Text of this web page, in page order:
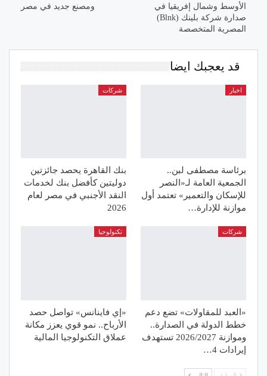
الأوسط وشمال إفريقيا في
صدارة شركة بلينك (Blnk)
المصرية المتخصصة
ومصنع جديد في مصر
قد يعجبك ايضا
اخبار
برئاسة مصطفى لبن..
الجمعية العامة لـ«النصر
للإسكان والتعمير» تعتمد أول
موازنة للإدارة…
شركات
بنك القاهرة يحصد جائزتين
دوليتين كأفضل بنك لخدمات
النقد الأجنبي في مصر لعام
2026
شركات
«العبد للمقاولات» تضع دعم
خطط الدولة في الصدارة..
وموازنة 2026/2027 تستهدف
إيرادات 4…
تكنولوجيا
«إي فاينانس» تواصل حصد
الأرباح.. نمو قوي يعزز مكانة
عملاق التكنولوجيا المالية